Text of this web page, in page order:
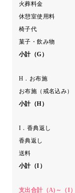
火葬料金
休憩室使用料
椅子代
菓子・飲み物
小計（G）
H．お布施
お布施（戒名込み）
小計（H）
I．香典返し
香典返し
送料
小計（I）
支出合計（A)～（I）